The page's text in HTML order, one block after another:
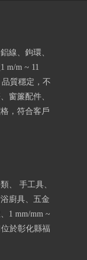
線、鉤環、
m/m ~ 11
質穩定，不
窗簾配件、
，符合客戶
、 手工具、
廚具、五金
1 mm/mm ~
於彰化縣福